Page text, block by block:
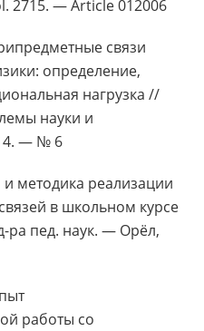
2715. — Article 012006
связи
определение,
нагрузка //
науки и
— № 6
методика реализации
в школьном курсе
ра пед. наук. — Орёл,
работы со